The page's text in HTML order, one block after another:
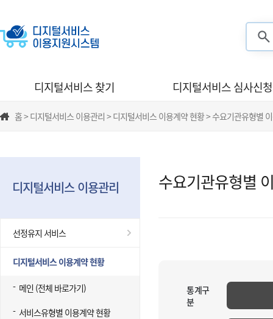
디지털서비스 찾기 디지털서비스 심사신청
홈 > 디지털서비스 이용관리 > 디지털서비스 이용계약 현황 > 수요기관유형별
디지털서비스 이용관리
선정유지 서비스
디지털서비스 이용계약 현황
메인 (전체 바로가기)
서비스유형별 이용계약 현황
수요기관유형별
통계구
분